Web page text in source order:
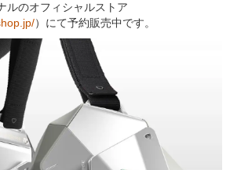
ルのオフィシャルストア
）にて予約販売中です。